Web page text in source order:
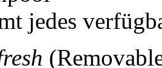
jedes